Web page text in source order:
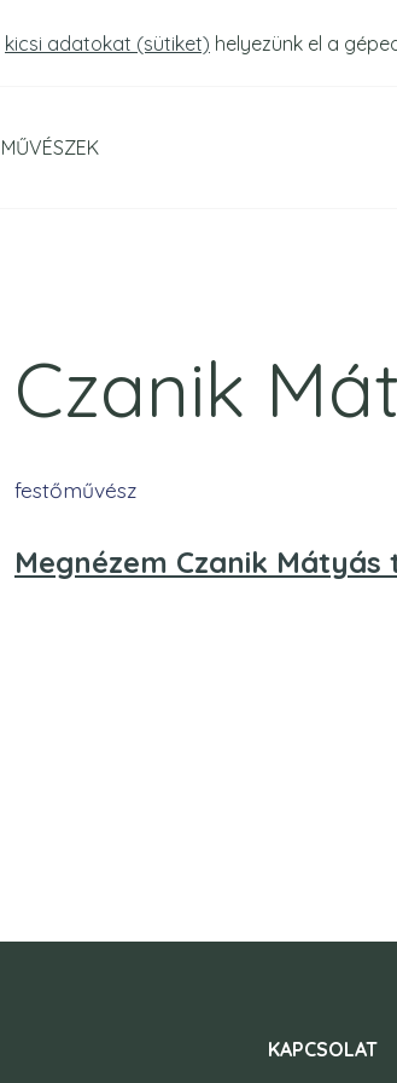
kicsi adatokat (sütiket) helyezünk el a
MŰVÉSZEK
Czanik
festőművész
Megnézem Czanik
KAPCSOLAT